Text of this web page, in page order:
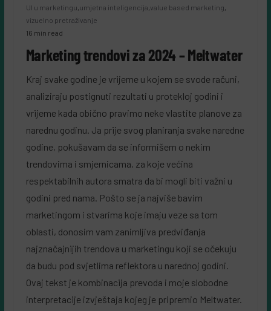
UI u marketingu,umjetna inteligencija,value based marketing,
vizuelno pretraživanje
16 min read
Marketing trendovi za 2024 – Meltwater
Kraj svake godine je vrijeme u kojem se svode računi,
analiziraju postignuti rezultati u protekloj godini i
vrijeme kada obično pravimo neke vlastite planove za
narednu godinu. Ja prije svog planiranja svake naredne
godine, pokušavam da se informišem o nekim
trendovima i smjernicama, za koje većina
respektabilnih autora smatra da bi mogli biti važni u
godini pred nama. Pošto se ja najviše bavim
marketingom i stvarima koje imaju veze sa tom
oblasti, donosim vam zanimljiva predviđanja
najznačajnijih trendova u marketingu koji se očekuju
da budu pod svjetlima reflektora u narednoj godini.
Ovaj tekst je kombinacija prevoda i moje slobodne
interpretacije izvještaja kojeg je pripremio Meltwater.